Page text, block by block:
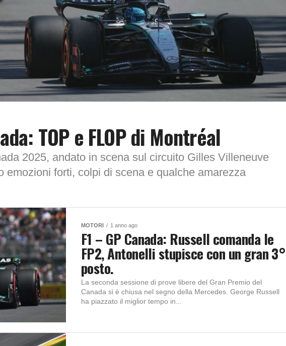
TOP e FLOP di Montréal
2025, andato in scena sul circuito Gilles Villeneuve
emozioni forti, colpi di scena e qualche amarezza
MOTORI 1 anno ago
F1 – GP Canada: Russell comanda le
FP2, Antonelli stupisce con un gran 3°
posto.
La seconda sessione di prove libere del Gran Premio del
Canada si è chiusa nel segno della Mercedes. George Russell
ha piazzato il miglior tempo in...